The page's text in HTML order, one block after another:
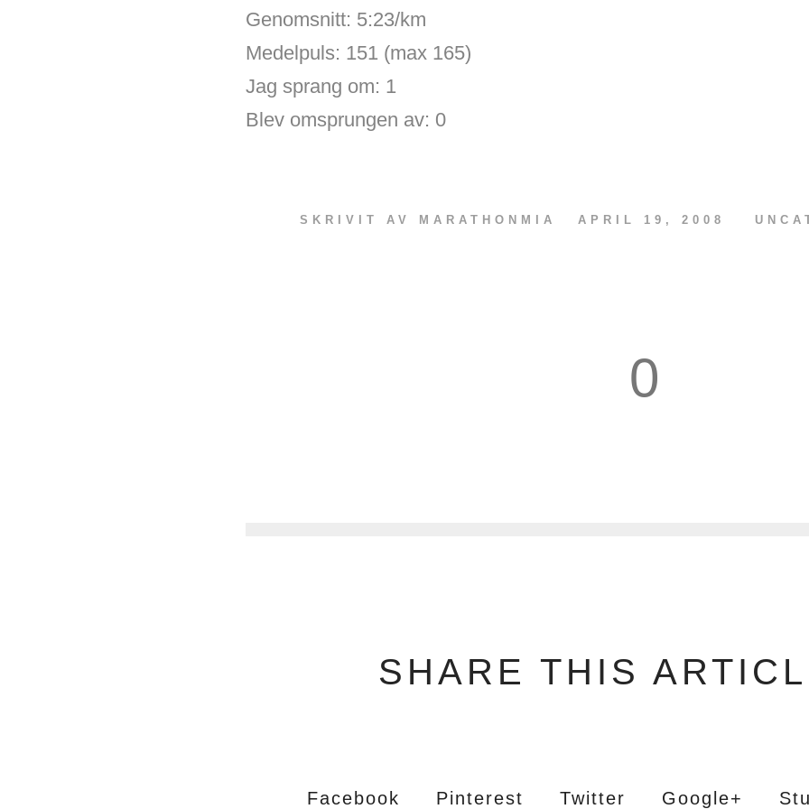
Genomsnitt: 5:23/km
Medelpuls: 151 (max 165)
Jag sprang om: 1
Blev omsprungen av: 0
SKRIVIT AV MARATHONMIA APRIL 19, 2008
0
SHARE THIS
Facebook Pinterest Twitter Google+